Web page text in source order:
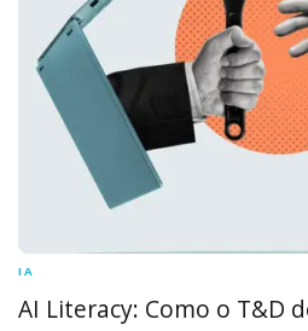
IA
AI Literacy: Como o T&D